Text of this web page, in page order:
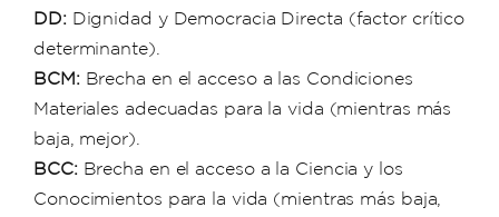
DD:Dignidad y Democracia Directa (factor crítico
determinante).
BCM:Brecha en el acceso a las Condiciones
Materiales adecuadas para la vida (mientras más
baja, mejor).
BCC:Brecha en el acceso a la Ciencia y los
Conocimientos para la vida (mientras más baja,